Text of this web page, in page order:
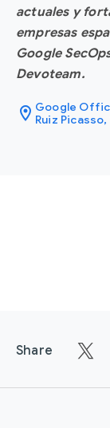
actuales y
empresas
Google
Devoteam.
location_on Google
Ruiz
Share